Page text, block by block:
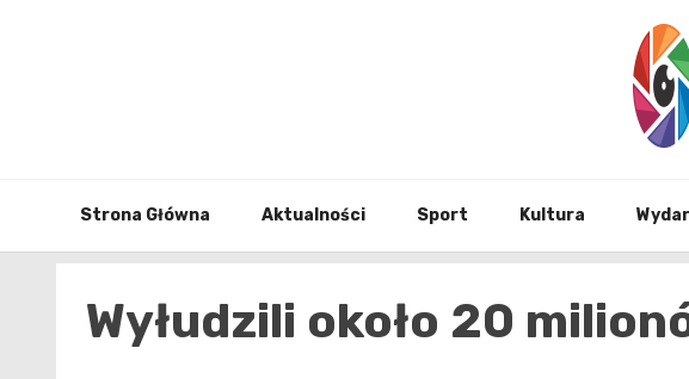
Strona Główna Aktualności Sport Kultura
Wyłudzili około 20